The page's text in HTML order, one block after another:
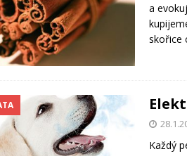
a
skořice
Každý